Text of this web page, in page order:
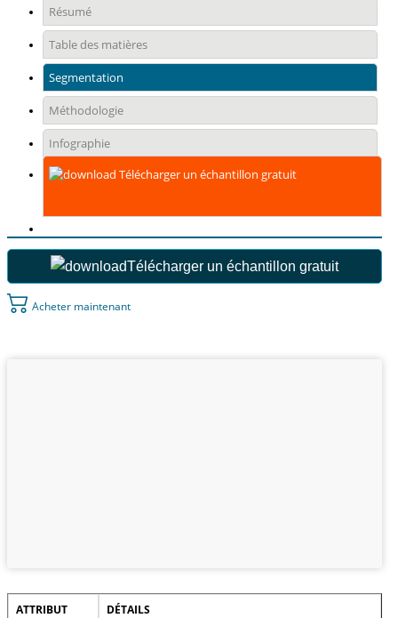
Résumé
Table des matières
Segmentation
Méthodologie
Infographie
Télécharger un échantillon gratuit
Télécharger un échantillon gratuit
Acheter maintenant
ATTRIBUT DÉTAILS